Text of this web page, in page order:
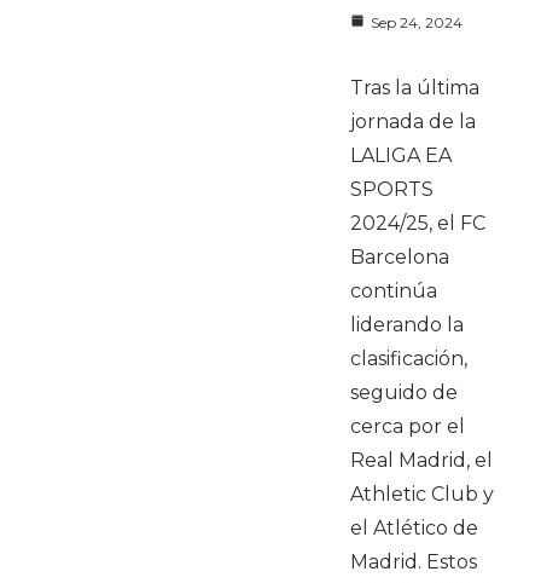
Sep 24, 2024
Tras la última
jornada de la
LALIGA EA
SPORTS
2024/25, el FC
Barcelona
continúa
liderando la
clasificación,
seguido de
cerca por el
Real Madrid, el
Athletic Club y
el Atlético de
Madrid. Estos